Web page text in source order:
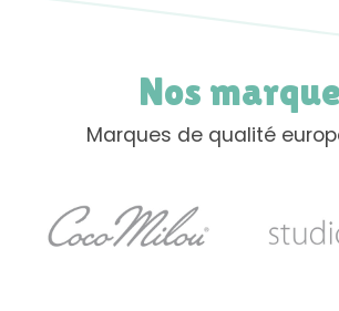
Nos
Marques de qualité